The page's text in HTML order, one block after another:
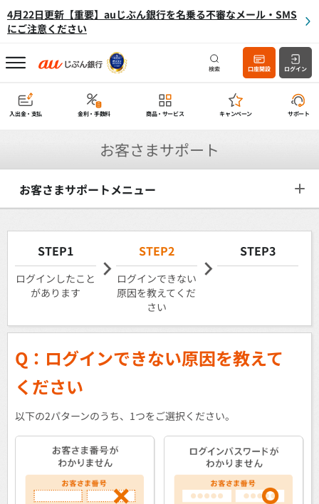
4月22日更新【重要】auじぶん銀行を名乗る不審なメール・SMS
にご注意ください
検索 口座開設 ログイン
入出金・支払 金利・手数料 商品・サービス キャンペーン サポート
お客さまサポート
お客さまサポートメニュー
STEP1
ログインしたこと
があります
STEP2
ログインできない
原因を教えてくだ
さい
STEP3
Q：ログインできない原因を教えて
ください
以下の2パターンのうち、1つをご選択ください。